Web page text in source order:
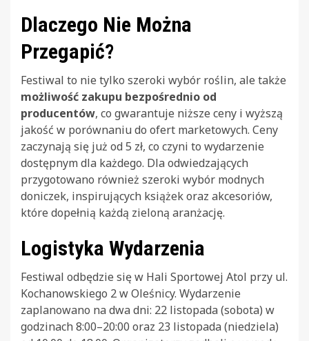
Dlaczego Nie Można
Przegapić?
Festiwal to nie tylko szeroki wybór roślin, ale także
możliwość zakupu bezpośrednio od
producentów, co gwarantuje niższe ceny i wyższą
jakość w porównaniu do ofert marketowych. Ceny
zaczynają się już od 5 zł, co czyni to wydarzenie
dostępnym dla każdego. Dla odwiedzających
przygotowano również szeroki wybór modnych
doniczek, inspirujących książek oraz akcesoriów,
które dopełnią każdą zieloną aranżację.
Logistyka Wydarzenia
Festiwal odbędzie się w Hali Sportowej Atol przy ul.
Kochanowskiego 2 w Oleśnicy. Wydarzenie
zaplanowano na dwa dni: 22 listopada (sobota) w
godzinach 8:00–20:00 oraz 23 listopada (niedziela)